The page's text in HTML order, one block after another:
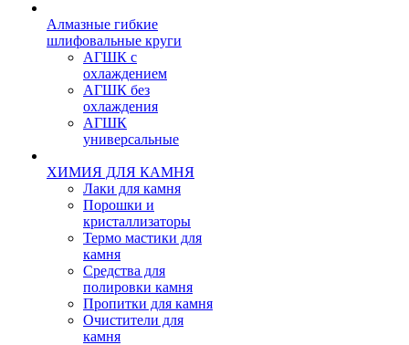
Алмазные гибкие
шлифовальные круги
АГШК с
охлаждением
АГШК без
охлаждения
АГШК
универсальные
ХИМИЯ ДЛЯ КАМНЯ
Лаки для камня
Порошки и
кристаллизаторы
Термо мастики для
камня
Средства для
полировки камня
Пропитки для камня
Очистители для
камня